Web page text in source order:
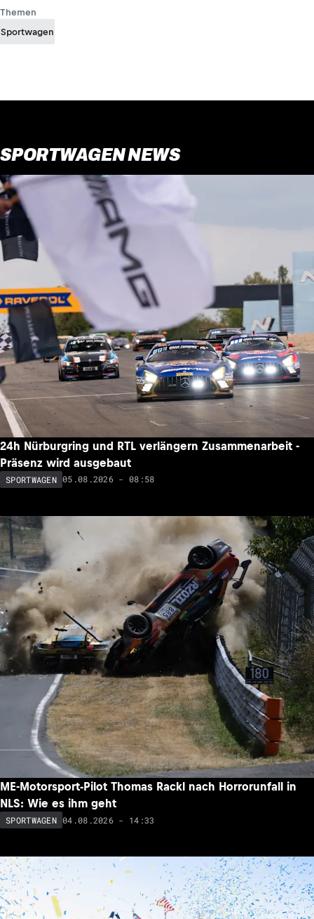
Themen
Sportwagen
SPORTWAGEN NEWS
24h Nürburgring und RTL verlängern Zusammenarbeit -
Präsenz wird ausgebaut
SPORTWAGEN 05.08.2026 - 08:58
ME-Motorsport-Pilot Thomas Rackl nach Horrorunfall in
NLS: Wie es ihm geht
SPORTWAGEN 04.08.2026 - 14:33